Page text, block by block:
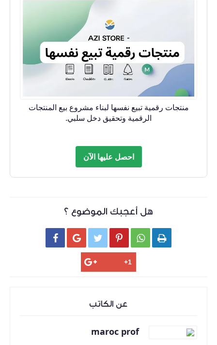
منتجات رقمية تبيع نفسها لبناء مشروع بيع المنتجات
الرقمية وتحقيق دخل سلبي.
احصل عليها الآن
هل أعجبك الموضوع ؟
     
عن الكاتب
maroc prof